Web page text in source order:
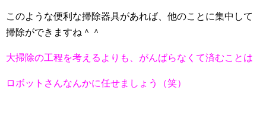
このような便利な掃除器具があれば、他のことに集中して
掃除ができますね＾＾
大掃除の工程を考えるよりも、がんばらなくて済むことは
ロボットさんなんかに任せましょう（笑）